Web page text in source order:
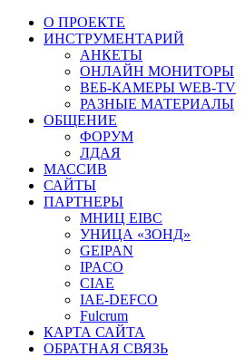
О ПРОЕКТЕ
ИНСТРУМЕНТАРИЙ
АНКЕТЫ
ОНЛАЙН МОНИТОРЫ
ВЕБ-КАМЕРЫ WEB-TV
РАЗНЫЕ МАТЕРИАЛЫ
ОБЩЕНИЕ
ФОРУМ
ЛДАЯ
МАССИВ
САЙТЫ
ПАРТНЕРЫ
МНИЦ EIBC
УНИЦА «ЗОНД»
GEIPAN
IPACO
CIAE
IAE-DEFCO
Fulcrum
КАРТА САЙТА
ОБРАТНАЯ СВЯЗЬ